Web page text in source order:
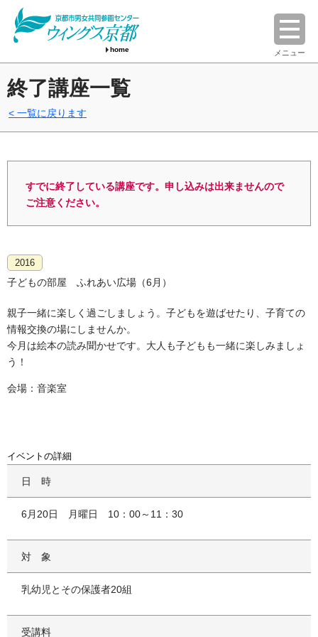
home メニュー
終了講座一覧
一覧に戻ります
すでに終了している講座です。申し込みは出来ませんので
ご注意ください。
2016
子どもの部屋 ふれあい広場（6月）
親子一緒に楽しく過ごしましょう。子どもを遊ばせたり、子育ての
情報交換の場にしませんか。
今月は絵本の読み聞かせです。大人も子どもも一緒に楽しみましょ
う！
会場：音楽室
イベントの詳細
日時
6月20日 月曜日 10：00～11：30
対象
乳幼児とその保護者20組
受講料